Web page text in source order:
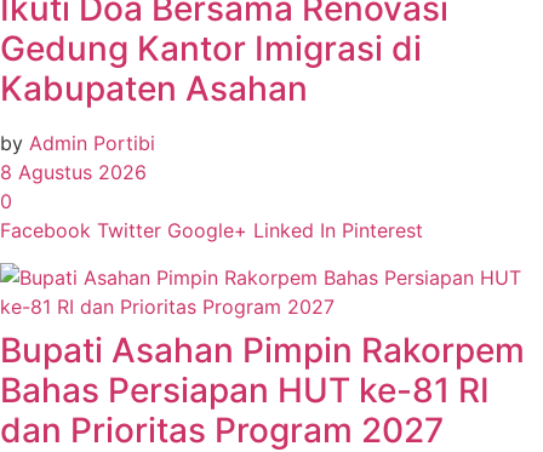
Ikuti Doa Bersama Renovasi
Gedung Kantor Imigrasi di
Kabupaten Asahan
by Admin Portibi
8 Agustus 2026
0
Facebook Twitter Google+ Linked In Pinterest
Bupati Asahan Pimpin Rakorpem
Bahas Persiapan HUT ke-81 RI
dan Prioritas Program 2027